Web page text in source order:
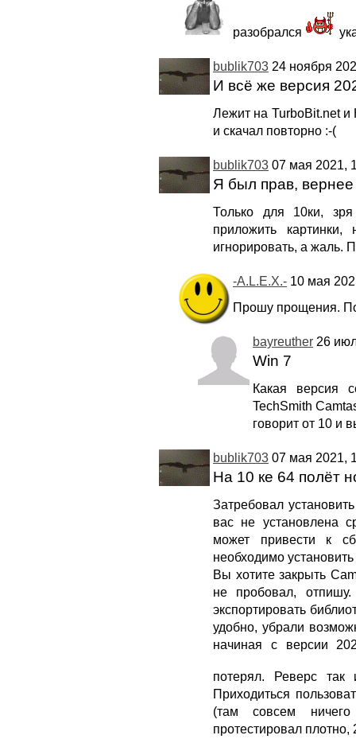
разобрался
bublik703 24 ноября
И всё же версия
Лежит на TurboBit.net и
и скачал повторно :-(
bublik703 07 мая 2021,
Я был прав,
Только для 10ки,
приложить
игнорировать, а жаль.
-A.L.E.X.- 10 мая
Прошу прощения.
bayreuther 26
Win 7
Какая версия
TechSmith
говорит от 10 и
bublik703 07 мая 2021,
На 10 ке 64 полёт
Затребовал
вас не установлена
может привести к
необходимо
Вы хотите закрыть
не пробовал, отпишу.
экспортировать
удобно, убрали
начиная с версии
потерял. Реверс
Приходиться
(там совсем
протестировал